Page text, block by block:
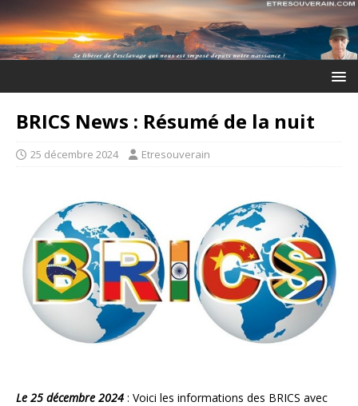
BRICS News : Résumé de la nuit
25 décembre 2024 Etresouverain
Le 25 décembre 2024 : Voici les informations des BRICS avec